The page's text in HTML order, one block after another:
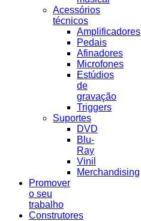
Acessórios
técnicos
Amplificadores
Pedais
Afinadores
Microfones
Estúdios
de
gravação
Triggers
Suportes
DVD
Blu-
Ray
Vinil
Merchandising
Promover
o seu
trabalho
Construtores